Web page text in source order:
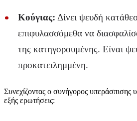
Κούγιας: Δίνει ψευδή
επιφυλασσόμεθα να
της κατηγορουμένης. Είναι
προκατειλημμένη.
Συνεχίζοντας ο συνήγορος υπεράσπισης
εξής ερωτήσεις: